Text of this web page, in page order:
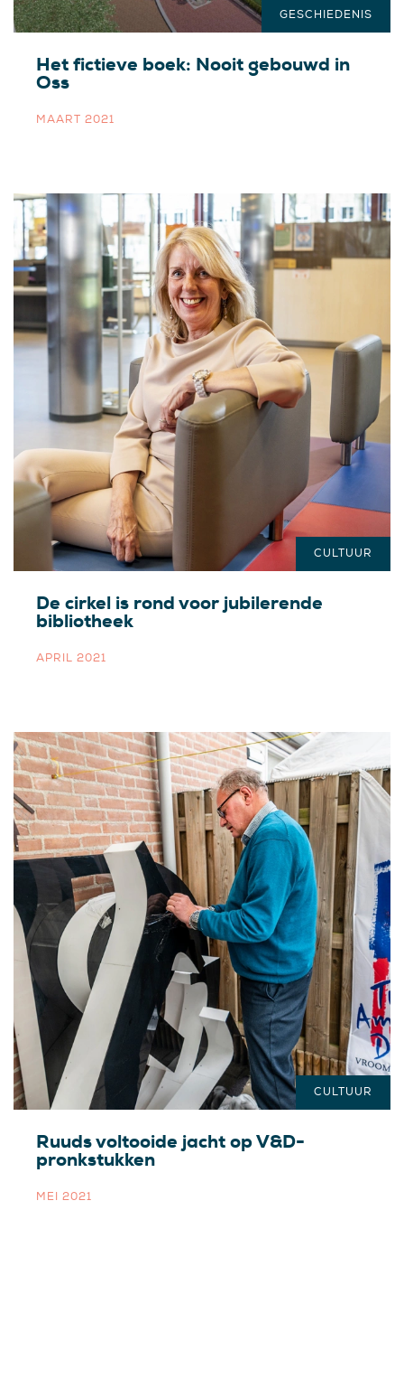
Het fictieve boek: Nooit gebouwd in
Oss
MAART 2021
GESCHIEDENIS
De cirkel is rond voor jubilerende
bibliotheek
APRIL 2021
CULTUUR
Ruuds voltooide jacht op V&D-
pronkstukken
MEI 2021
CULTUUR